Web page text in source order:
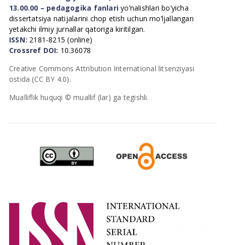
13.00.00 – pedagogika fanlari yo’nalishlari bo’yicha
dissertatsiya natijalarini chop etish uchun mo’ljallangan
yetakchi ilmiy jurnallar qatoriga kiritilgan.
ISSN: 2181-8215 (online)
Crossref DOI: 10.36078
Creative Commons Attribution International litsenziyasi
ostida (CC BY 4.0).
Mualliflik huquqi © muallif (lar) ga tegishli.